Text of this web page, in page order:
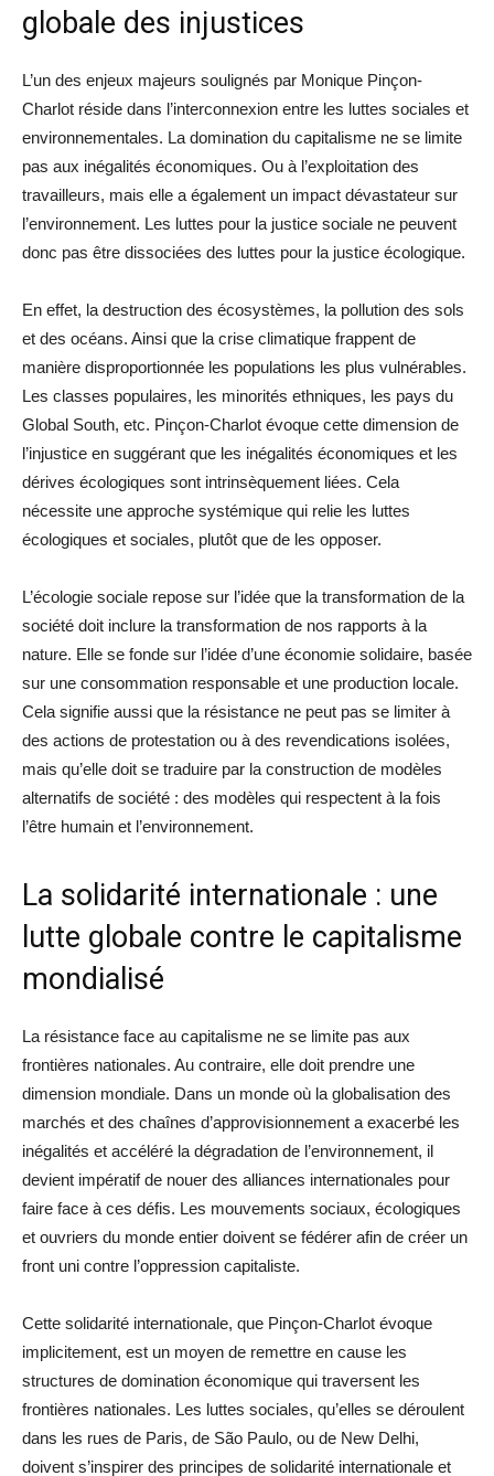
globale des injustices
L’un des enjeux majeurs soulignés par Monique Pinçon-
Charlot réside dans l’interconnexion entre les luttes sociales et
environnementales. La domination du capitalisme ne se limite
pas aux inégalités économiques. Ou à l’exploitation des
travailleurs, mais elle a également un impact dévastateur sur
l’environnement. Les luttes pour la justice sociale ne peuvent
donc pas être dissociées des luttes pour la justice écologique.
En effet, la destruction des écosystèmes, la pollution des sols
et des océans. Ainsi que la crise climatique frappent de
manière disproportionnée les populations les plus vulnérables.
Les classes populaires, les minorités ethniques, les pays du
Global South, etc. Pinçon-Charlot évoque cette dimension de
l’injustice en suggérant que les inégalités économiques et les
dérives écologiques sont intrinsèquement liées. Cela
nécessite une approche systémique qui relie les luttes
écologiques et sociales, plutôt que de les opposer.
L’écologie sociale repose sur l’idée que la transformation de la
société doit inclure la transformation de nos rapports à la
nature. Elle se fonde sur l’idée d’une économie solidaire, basée
sur une consommation responsable et une production locale.
Cela signifie aussi que la résistance ne peut pas se limiter à
des actions de protestation ou à des revendications isolées,
mais qu’elle doit se traduire par la construction de modèles
alternatifs de société : des modèles qui respectent à la fois
l’être humain et l’environnement.
La solidarité internationale : une
lutte globale contre le capitalisme
mondialisé
La résistance face au capitalisme ne se limite pas aux
frontières nationales. Au contraire, elle doit prendre une
dimension mondiale. Dans un monde où la globalisation des
marchés et des chaînes d’approvisionnement a exacerbé les
inégalités et accéléré la dégradation de l’environnement, il
devient impératif de nouer des alliances internationales pour
faire face à ces défis. Les mouvements sociaux, écologiques
et ouvriers du monde entier doivent se fédérer afin de créer un
front uni contre l’oppression capitaliste.
Cette solidarité internationale, que Pinçon-Charlot évoque
implicitement, est un moyen de remettre en cause les
structures de domination économique qui traversent les
frontières nationales. Les luttes sociales, qu’elles se déroulent
dans les rues de Paris, de São Paulo, ou de New Delhi,
doivent s’inspirer des principes de solidarité internationale et